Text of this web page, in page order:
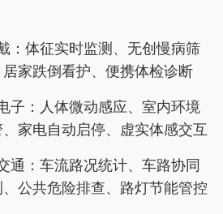
：体征实时监测、无创慢病筛
家跌倒看护、便携体检诊断
子：人体微动感应、室内环境
家电自动启停、虚实体感交互
通：车流路况统计、车路协同
公共危险排查、路灯节能管控